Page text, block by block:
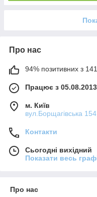
Про нас
94% позитивних з 141
Працює з 05.08.2013
м. Київ
вул.Борщагівська
Контакти
Сьогодні вихідний
Показати весь
Про нас